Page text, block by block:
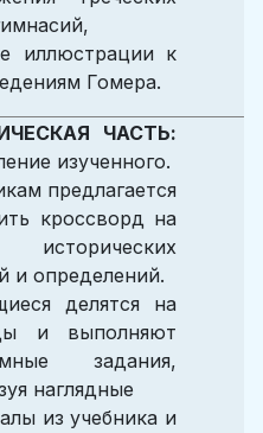
иллюстрации к
Гомера.
ЧАСТЬ:
изученного.
предлагается
кроссворд на
исторических
и определений.
делятся на
и выполняют
задания,
наглядные
из учебника и